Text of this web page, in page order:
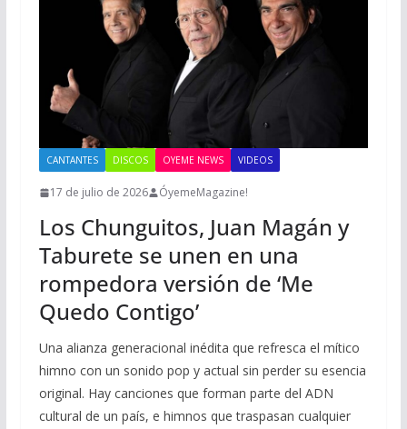
CANTANTES DISCOS OYEME NEWS VIDEOS
17 de julio de 2026 ÓyemeMagazine!
Los Chunguitos, Juan Magán y
Taburete se unen en una
rompedora versión de ‘Me
Quedo Contigo’
Una alianza generacional inédita que refresca el mítico
himno con un sonido pop y actual sin perder su esencia
original. Hay canciones que forman parte del ADN
cultural de un país, e himnos que traspasan cualquier